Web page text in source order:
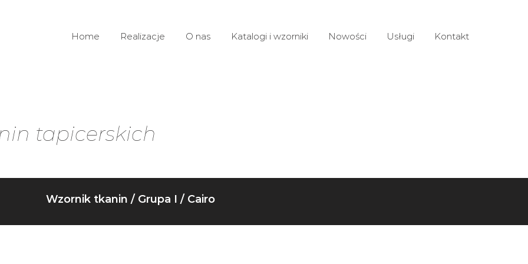
Home Realizacje O nas Katalogi i wzorniki Nowości Usługi Kontakt
tapicerskich
Wzornik tkanin / Grupa I / Cairo